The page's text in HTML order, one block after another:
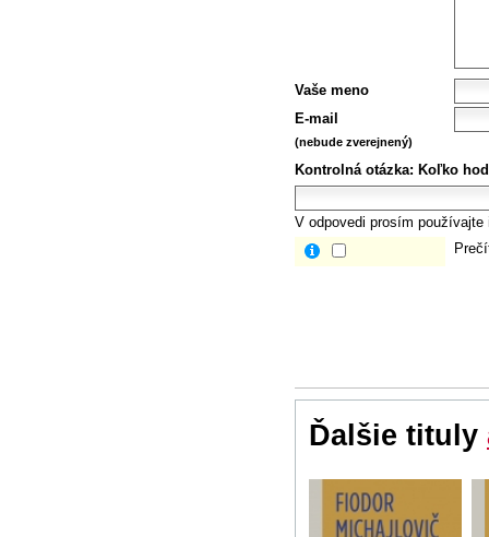
Vaše meno
E-mail
(nebude zverejnený)
Kontrolná otázka: Koľko
V odpovedi prosím
Ďalšie tituly